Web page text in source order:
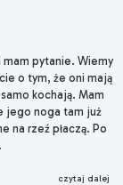
mam pytanie. Wiemy
o tym, że oni mają
kochają. Mam
jego noga tam już
na rzeź płaczą. Po
czytaj dalej